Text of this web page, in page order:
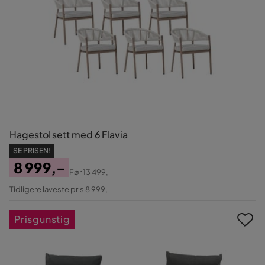
Hagestol sett med 6 Flavia
SE PRISEN!
Pris
8 999,-
Original
Før13 499,-
Tidligere laveste pris 8 999,-
Prisgunstig